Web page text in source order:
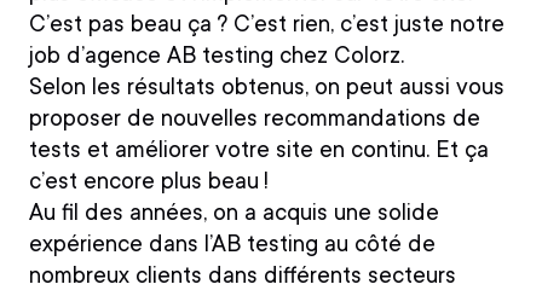
C’est pas beau ça ? C’est rien, c’est juste notre
job d’agence AB testing chez Colorz.
Selon les résultats obtenus, on peut aussi vous
proposer de nouvelles recommandations de
tests et améliorer votre site en continu. Et ça
c’est encore plus beau !
Au fil des années, on a acquis une solide
expérience dans l’AB testing au côté de
nombreux clients dans différents secteurs